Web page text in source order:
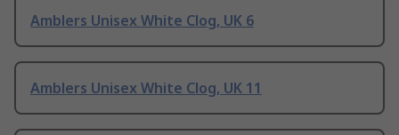
Amblers Unisex White Clog, UK 6
Amblers Unisex White Clog, UK 11